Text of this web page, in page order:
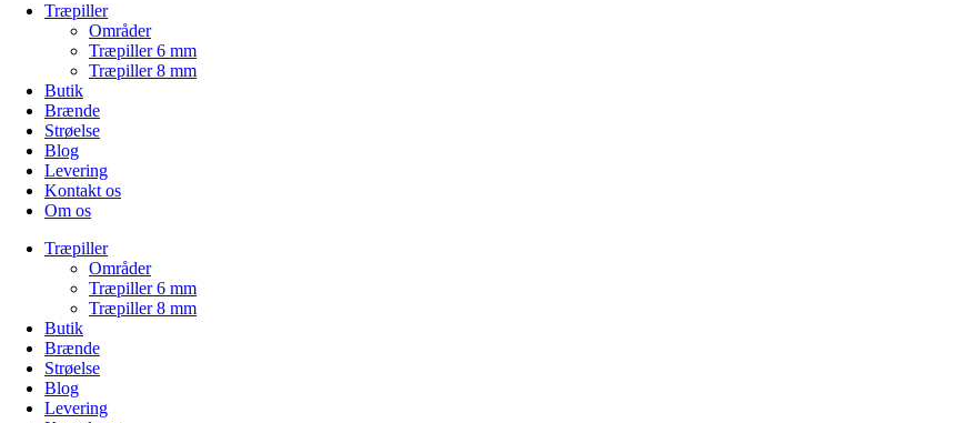
Træpiller
Områder
Træpiller 6 mm
Træpiller 8 mm
Butik
Brænde
Strøelse
Blog
Levering
Kontakt os
Om os
Træpiller
Områder
Træpiller 6 mm
Træpiller 8 mm
Butik
Brænde
Strøelse
Blog
Levering